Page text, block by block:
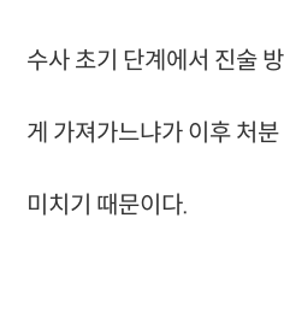
수사 초기 단계에서 진술
게 가져가느냐가 이후 처
미치기 때문이다.